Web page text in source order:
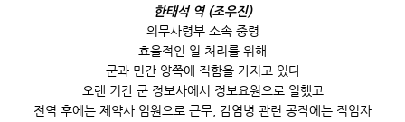
한태석 역 (조우진)
의무사령부 소속 중령
효율적인 일 처리를 위해
군과 민간 양쪽에 직함을 가지고 있다
오랜 기간 군 정보사에서 정보요원으로 일했고
전역 후에는 제약사 임원으로 근무, 감염병 관련 공작에는 적임자